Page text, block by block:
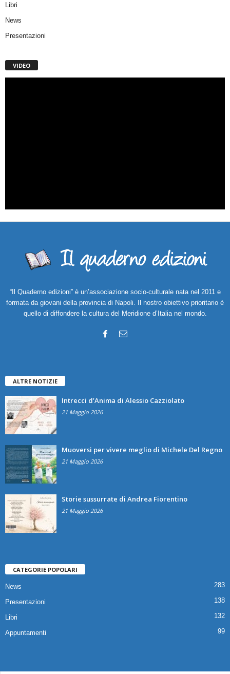
Libri
News
Presentazioni
VIDEO
“Il Quaderno edizioni” è un’associazione socio-culturale nata nel 2011 e
formata da giovani della provincia di Napoli. Il nostro obiettivo prioritario è
quello di diffondere la cultura del Meridione d’Italia nel mondo.
ALTRE NOTIZIE
Intrecci d’Anima di Alessio Cazziolato
21 Maggio 2026
Muoversi per vivere meglio di Michele Del Regno
21 Maggio 2026
Storie sussurrate di Andrea Fiorentino
21 Maggio 2026
CATEGORIE POPOLARI
News 283
Presentazioni 138
Libri 132
Appuntamenti 99